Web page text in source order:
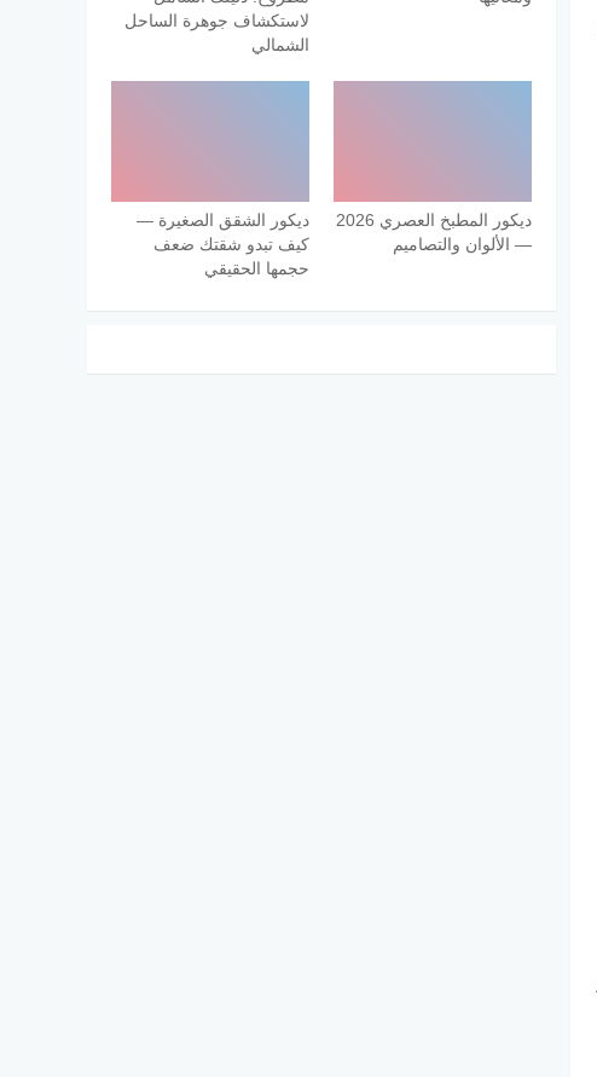
لاستكشاف جوهرة الساحل
الشمالي
ديكور المطبخ العصري 2026
— الألوان والتصاميم
ديكور الشقق الصغيرة —
كيف تبدو شقتك ضعف
حجمها الحقيقي